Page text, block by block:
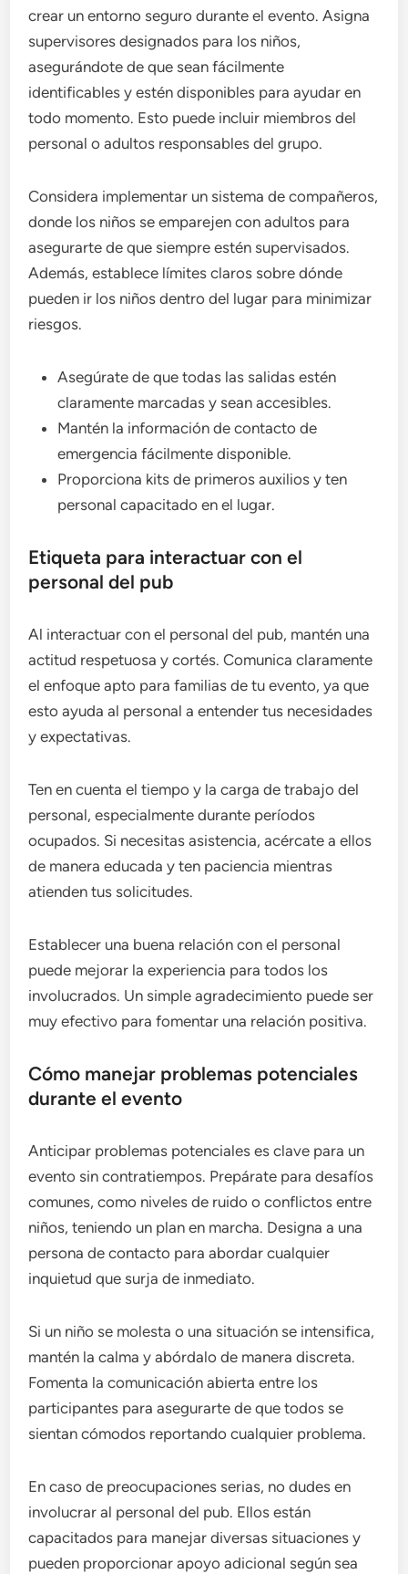
crear un entorno seguro durante el evento. Asigna
supervisores designados para los niños,
asegurándote de que sean fácilmente
identificables y estén disponibles para ayudar en
todo momento. Esto puede incluir miembros del
personal o adultos responsables del grupo.
Considera implementar un sistema de compañeros,
donde los niños se emparejen con adultos para
asegurarte de que siempre estén supervisados.
Además, establece límites claros sobre dónde
pueden ir los niños dentro del lugar para minimizar
riesgos.
Asegúrate de que todas las salidas estén
claramente marcadas y sean accesibles.
Mantén la información de contacto de
emergencia fácilmente disponible.
Proporciona kits de primeros auxilios y ten
personal capacitado en el lugar.
Etiqueta para interactuar con el
personal del pub
Al interactuar con el personal del pub, mantén una
actitud respetuosa y cortés. Comunica claramente
el enfoque apto para familias de tu evento, ya que
esto ayuda al personal a entender tus necesidades
y expectativas.
Ten en cuenta el tiempo y la carga de trabajo del
personal, especialmente durante períodos
ocupados. Si necesitas asistencia, acércate a ellos
de manera educada y ten paciencia mientras
atienden tus solicitudes.
Establecer una buena relación con el personal
puede mejorar la experiencia para todos los
involucrados. Un simple agradecimiento puede ser
muy efectivo para fomentar una relación positiva.
Cómo manejar problemas potenciales
durante el evento
Anticipar problemas potenciales es clave para un
evento sin contratiempos. Prepárate para desafíos
comunes, como niveles de ruido o conflictos entre
niños, teniendo un plan en marcha. Designa a una
persona de contacto para abordar cualquier
inquietud que surja de inmediato.
Si un niño se molesta o una situación se intensifica,
mantén la calma y abórdalo de manera discreta.
Fomenta la comunicación abierta entre los
participantes para asegurarte de que todos se
sientan cómodos reportando cualquier problema.
En caso de preocupaciones serias, no dudes en
involucrar al personal del pub. Ellos están
capacitados para manejar diversas situaciones y
pueden proporcionar apoyo adicional según sea